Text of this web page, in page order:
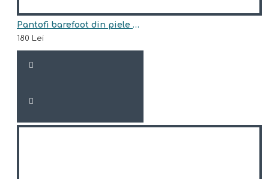
Pantofi barefoot din piele naturala Arisori DABIR
180 Lei